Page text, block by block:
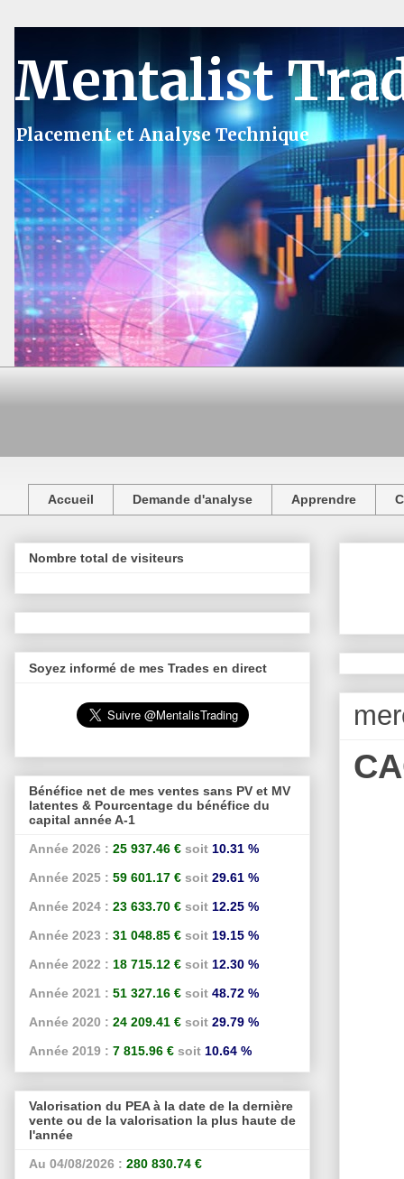
Mentalist
Placement et Analyse Technique
Accueil Demande d'analyse Apprendre
Nombre total de visiteurs
Soyez informé de mes Trades en direct
Bénéfice net de mes ventes sans PV et MV
latentes & Pourcentage du bénéfice du
capital année A-1
Année 2026 : 25 937.46 € soit 10.31 %
Année 2025 : 59 601.17 € soit 29.61 %
Année 2024 : 23 633.70 € soit 12.25 %
Année 2023 : 31 048.85 € soit 19.15 %
Année 2022 : 18 715.12 € soit 12.30 %
Année 2021 : 51 327.16 € soit 48.72 %
Année 2020 : 24 209.41 € soit 29.79 %
Année 2019 : 7 815.96 € soit 10.64 %
Valorisation du PEA à la date de la dernière
vente ou de la valorisation la plus haute de
l'année
Au 04/08/2026 : 280 830.74 €